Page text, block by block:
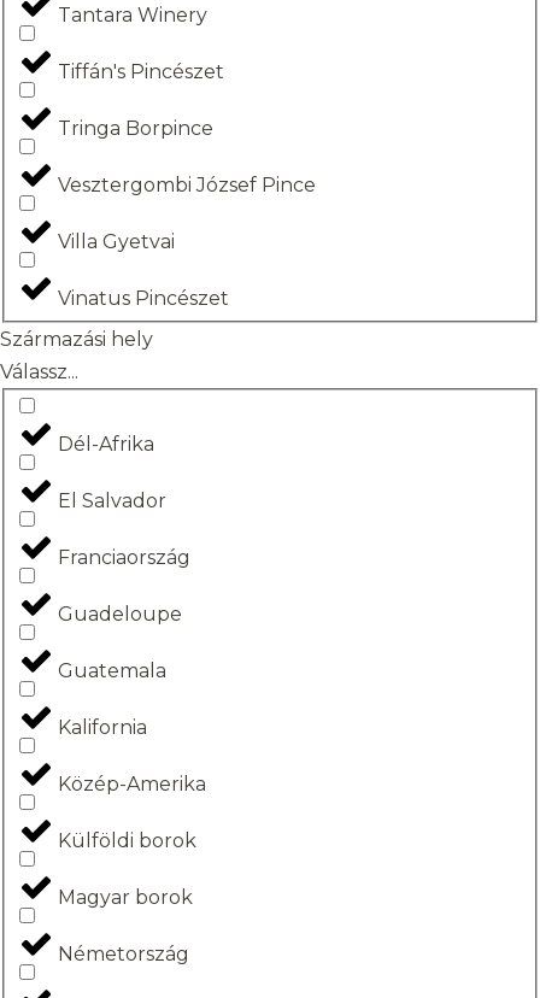
Tantara Winery
Tiffán's Pincészet
Tringa Borpince
Vesztergombi József Pince
Villa Gyetvai
Vinatus Pincészet
Származási hely
Válassz...
Dél-Afrika
El Salvador
Franciaország
Guadeloupe
Guatemala
Kalifornia
Közép-Amerika
Külföldi borok
Magyar borok
Németország